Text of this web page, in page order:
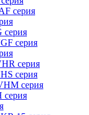
серия
серия
серия
серия
серия
серия
серия